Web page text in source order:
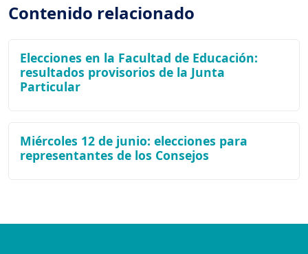
Contenido relacionado
Elecciones en la Facultad de Educación:
resultados provisorios de la Junta
Particular
Miércoles 12 de junio: elecciones para
representantes de los Consejos